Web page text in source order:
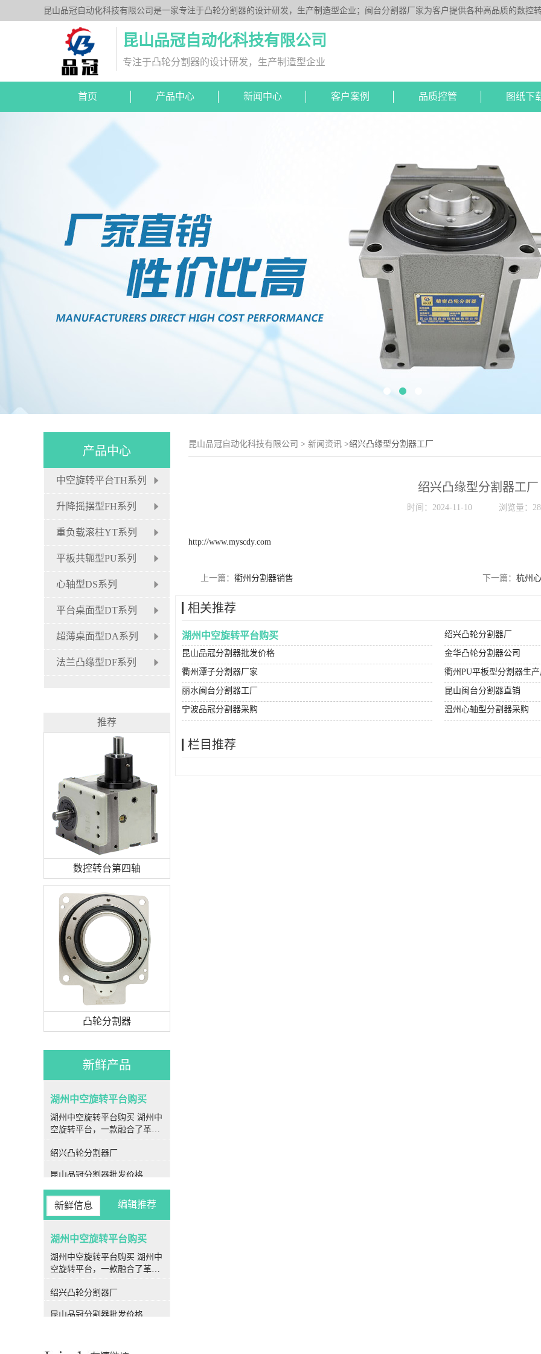
昆山品冠自动化科技有限公司是一家专注于凸轮分割器的设计研发，生产制造型企业；闽台分割器厂家为客户提供各种高品质的数控
列、平台桌面型DT系列、超薄平台桌面型DA系列、心轴型DS系列、平板型PU系列、圆柱重负载型Y系列；公司凭借技术优势，可按
昆山品冠自动化科技有限公司
专注于凸轮分割器的设计研发，生产制造型企业
首页 产品中心 新闻中心 客户案例 品质控管 图纸下
DA超薄平台桌面型
分割器图纸下载
昆山品冠自动化科技有限公司 > 新闻资讯 >绍兴凸缘型分割器工厂
绍兴凸缘型分割器工厂
时间：2024-11-10 浏览量：
http://www.myscdy.com
上一篇： 衢州分割器销售 下一篇： 杭州
相关推荐
湖州中空旋转平台购买 绍兴凸轮分割器厂
昆山品冠分割器批发价格 金华凸轮分割器公司
衢州潭子分割器厂家 衢州PU平板型分割器生
丽水闽台分割器工厂 昆山闽台分割器直销
宁波品冠分割器采购 温州心轴型分割器采购
栏目推荐
产品中心
中空旋转平台TH系列
升降摇摆型FH系列
重负载滚柱YT系列
平板共轭型PU系列
心轴型DS系列
平台桌面型DT系列
超薄桌面型DA系列
法兰凸缘型DF系列
推荐
数控转台第四轴
凸轮分割器
新鲜产品
湖州中空旋转平台购买
湖州中空旋转平台购买 湖州中
空旋转平台，一款融合了革命
置，为各种旋转运动场合提供
价比的解决方案。作为现代工
业生产中**的一部分，中空旋
转平台在各个行业领域均展现
出强大的应用潜力和优越性
平台的核心特点之一便是其*
特的中空结构设计。其转盘采
用中空设计，使得伺服电机可
以方便地连接在侧边，极大地
简化了气管和电线的安装，为
使用者提供了更为便捷的操作
体验。 **高刚性** 中空旋转
绍兴凸轮分割器厂
昆山品冠分割器批发价格
金华凸轮分割器公司
衢州潭子分割器厂家
衢州PU平板型分割器生产厂家
丽水闽台分割器工厂
新鲜信息 编辑推荐
湖州中空旋转平台购买
湖州中空旋转平台购买 湖州中
空旋转平台，一款融合了革命
置，为各种旋转运动场合提供
价比的解决方案。作为现代工
绍兴凸轮分割器厂
昆山品冠分割器批发价格